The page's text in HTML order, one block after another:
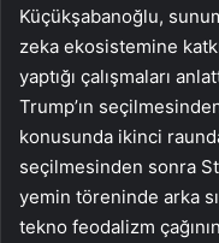
Küçükşabanoğlu,
zeka ekosistemine
yaptığı çalışmaları
Trump’ın
konusunda ikinci
seçilmesinden sonra
yemin töreninde arka
tekno feodalizm